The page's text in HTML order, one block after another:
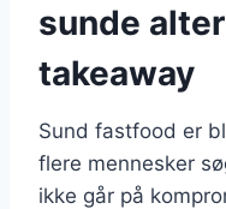
sunde
takeaway
Sund fastfood er
flere mennesker
ikke går på